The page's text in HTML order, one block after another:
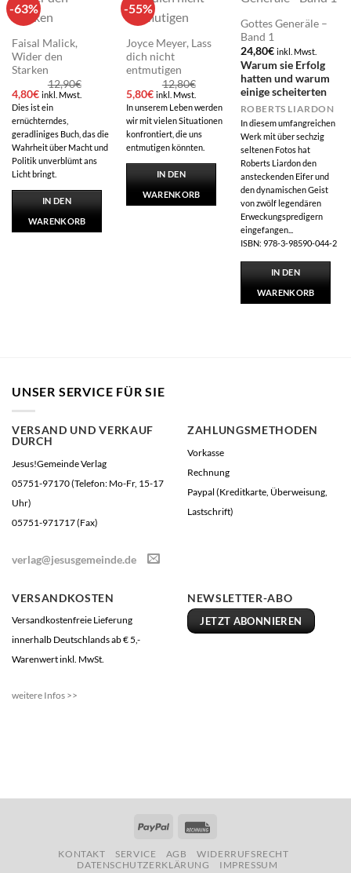
-63%
Faisal Malick,
Wider den
Starken
12,90€
Ursprünglicher
Preis
war:
12,90€
4,80€Aktueller
Preis
ist:
4,80€.
inkl. Mwst.
Dies ist ein
ernüchterndes,
geradliniges Buch, das die
Wahrheit über Macht und
Politik unverblümt ans
Licht bringt.
IN DEN
WARENKORB
-55%
wishlist
Joyce Meyer, Lass
dich nicht
entmutigen
12,80€
Ursprünglicher
Preis
war:
12,80€
5,80€Aktueller
Preis
ist:
5,80€.
inkl. Mwst.
In unserem Leben werden
wir mit vielen Situationen
konfrontiert, die uns
entmutigen könnten.
IN DEN
WARENKORB
wishlist
Gottes Generäle –
Band 1
24,80€ inkl. Mwst.
Warum sie Erfolg
hatten und warum
einige scheiterten
ROBERTS LIARDON
In diesem umfangreichen
Werk mit über sechzig
seltenen Fotos hat
Roberts Liardon den
ansteckenden Eifer und
den dynamischen Geist
von zwölf legendären
Erweckungspredigern
eingefangen...
ISBN: 978-3-98590-044-2
IN DEN
WARENKORB
UNSER SERVICE FÜR SIE
VERSAND UND VERKAUF
DURCH
Jesus!Gemeinde Verlag
05751-97170 (Telefon: Mo-Fr, 15-17
Uhr)
05751-971717 (Fax)
verlag@jesusgemeinde.de
ZAHLUNGSMETHODEN
Vorkasse
Rechnung
Paypal (Kreditkarte, Überweisung,
Lastschrift)
VERSANDKOSTEN
Versandkostenfreie Lieferung
innerhalb Deutschlands ab € 5,-
Warenwert inkl. MwSt.
weitere Infos >>
NEWSLETTER-ABO
JETZT ABONNIEREN
PayPal
KONTAKT SERVICE AGB
WIDERRUFSRECHT
DATENSCHUTZERKLÄRUNG
IMPRESSUM